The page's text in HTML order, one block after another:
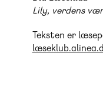
Lily, verdens
Teksten er